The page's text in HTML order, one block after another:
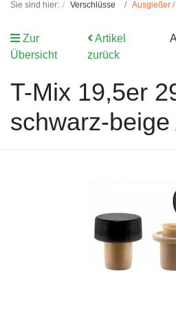
Sie sind hier: Verschlüsse Ausgießer
Zur
Übersicht
Artikel
zurück
T-Mix 19,5er
schwarz-